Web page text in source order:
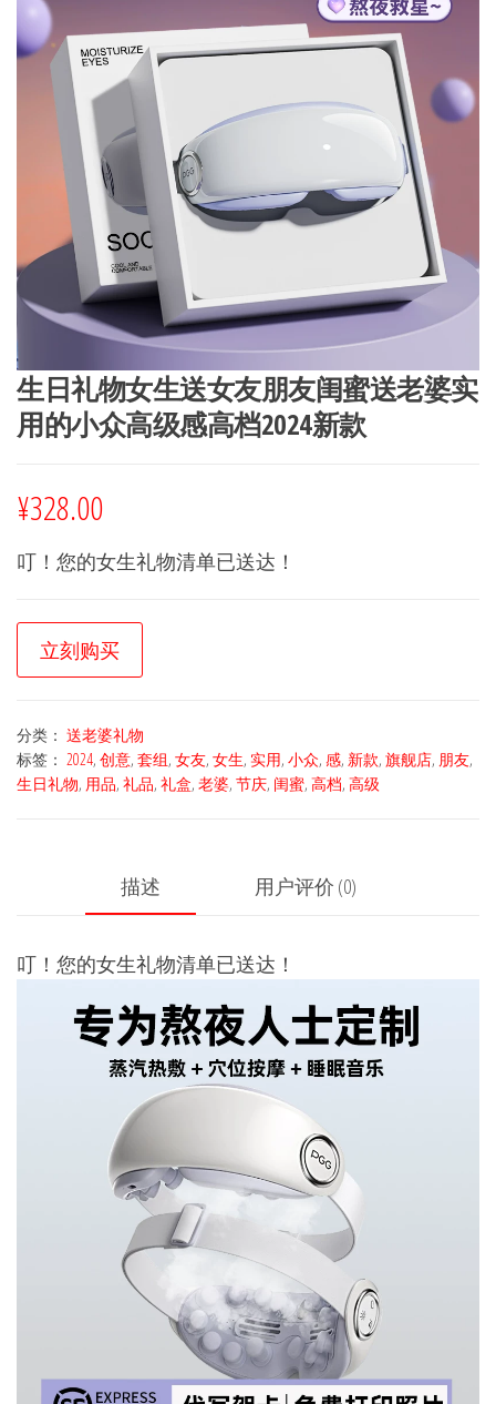
生日礼物女生送女友朋友闺蜜送老婆实
用的小众高级感高档2024新款
¥328.00
叮！您的女生礼物清单已送达！
立刻购买
分类： 送老婆礼物
标签： 2024, 创意, 套组, 女友, 女生, 实用, 小众, 感, 新款, 旗舰店, 朋友,
生日礼物, 用品, 礼品, 礼盒, 老婆, 节庆, 闺蜜, 高档, 高级
描述 用户评价 (0)
叮！您的女生礼物清单已送达！